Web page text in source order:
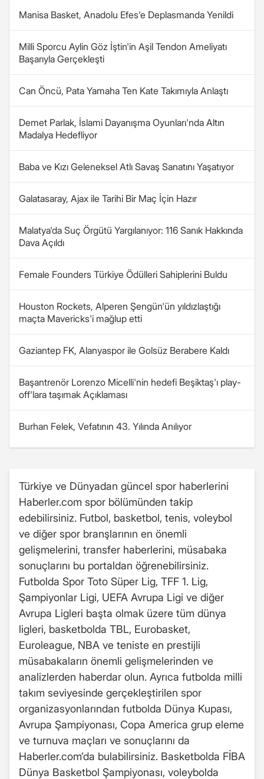
Manisa Basket, Anadolu Efes'e Deplasmanda Yenildi
Milli Sporcu Aylin Göz İştin'in Aşil Tendon Ameliyatı
Başarıyla Gerçekleşti
Can Öncü, Pata Yamaha Ten Kate Takımıyla Anlaştı
Demet Parlak, İslami Dayanışma Oyunları'nda Altın
Madalya Hedefliyor
Baba ve Kızı Geleneksel Atlı Savaş Sanatını Yaşatıyor
Galatasaray, Ajax ile Tarihi Bir Maç İçin Hazır
Malatya'da Suç Örgütü Yargılanıyor: 116 Sanık Hakkında
Dava Açıldı
Female Founders Türkiye Ödülleri Sahiplerini Buldu
Houston Rockets, Alperen Şengün'ün yıldızlaştığı
maçta Mavericks'i mağlup etti
Gaziantep FK, Alanyaspor ile Golsüz Berabere Kaldı
Başantrenör Lorenzo Micelli'nin hedefi Beşiktaş'ı play-
off'lara taşımak Açıklaması
Burhan Felek, Vefatının 43. Yılında Anılıyor
Türkiye ve Dünyadan güncel spor haberlerini
Haberler.com spor bölümünden takip
edebilirsiniz. Futbol, basketbol, tenis, voleybol
ve diğer spor branşlarının en önemli
gelişmelerini, transfer haberlerini, müsabaka
sonuçlarını bu portaldan öğrenebilirsiniz.
Futbolda Spor Toto Süper Lig, TFF 1. Lig,
Şampiyonlar Ligi, UEFA Avrupa Ligi ve diğer
Avrupa Ligleri başta olmak üzere tüm dünya
ligleri, basketbolda TBL, Eurobasket,
Euroleague, NBA ve teniste en prestijli
müsabakaların önemli gelişmelerinden ve
analizlerden haberdar olun. Ayrıca futbolda milli
takım seviyesinde gerçekleştirilen spor
organizasyonlarından futbolda Dünya Kupası,
Avrupa Şampiyonası, Copa America grup eleme
ve turnuva maçları ve sonuçlarını da
Haberler.com’da bulabilirsiniz. Basketbolda FİBA
Dünya Basketbol Şampiyonası, voleybolda